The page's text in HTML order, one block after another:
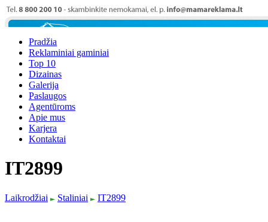
Pradžia
Reklaminiai gaminiai
Top 10
Dizainas
Galerija
Paslaugos
Agentūroms
Apie mus
Karjera
Kontaktai
IT2899
Laikrodžiai Staliniai IT2899